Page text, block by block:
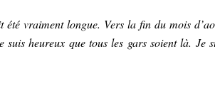
été vraiment longue. Vers la fin du mois
heureux que tous les gars soient là. Je